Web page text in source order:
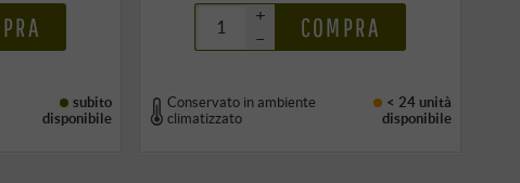
subito
disponibile
+
–
COMPRA
Conservato in ambiente
climatizzato
< 24 unità
disponibile